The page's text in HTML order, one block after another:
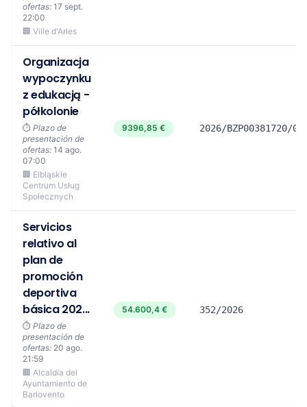
ofertas: 17 sept.
22:00
🏢 Ville d'Arles
Organizacja
wypoczynku
z edukacją -
półkolonie
⏱️ Plazo de
presentación de
ofertas: 14 ago.
07:00
🏢 Elbląskie
Centrum Usług
Społecznych
9396,85 € 2026/BZP00381720/01
Servicios
relativo al
plan de
promoción
deportiva
básica 202...
⏱️ Plazo de
presentación de
ofertas: 20 ago.
21:59
🏢 Alcaldía del
Ayuntamiento de
Barlovento
54.600,4 € 352/2026